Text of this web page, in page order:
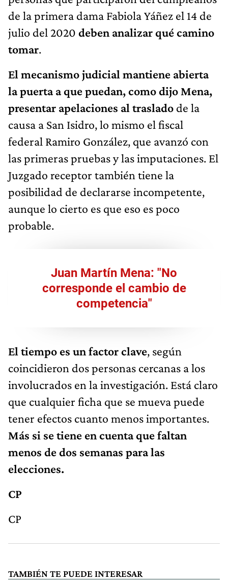
de la primera dama Fabiola Yáñez el 14 de
julio del 2020 deben analizar qué camino
tomar.
El mecanismo judicial mantiene abierta
la puerta a que puedan, como dijo Mena,
presentar apelaciones al traslado de la
causa a San Isidro, lo mismo el fiscal
federal Ramiro González, que avanzó con
las primeras pruebas y las imputaciones. El
Juzgado receptor también tiene la
posibilidad de declararse incompetente,
aunque lo cierto es que eso es poco
probable.
Juan Martín Mena: "No
corresponde el cambio de
competencia"
El tiempo es un factor clave, según
coincidieron dos personas cercanas a los
involucrados en la investigación. Está claro
que cualquier ficha que se mueva puede
tener efectos cuanto menos importantes.
Más si se tiene en cuenta que faltan
menos de dos semanas para las
elecciones.
CP
CP
TAMBIÉN TE PUEDE INTERESAR